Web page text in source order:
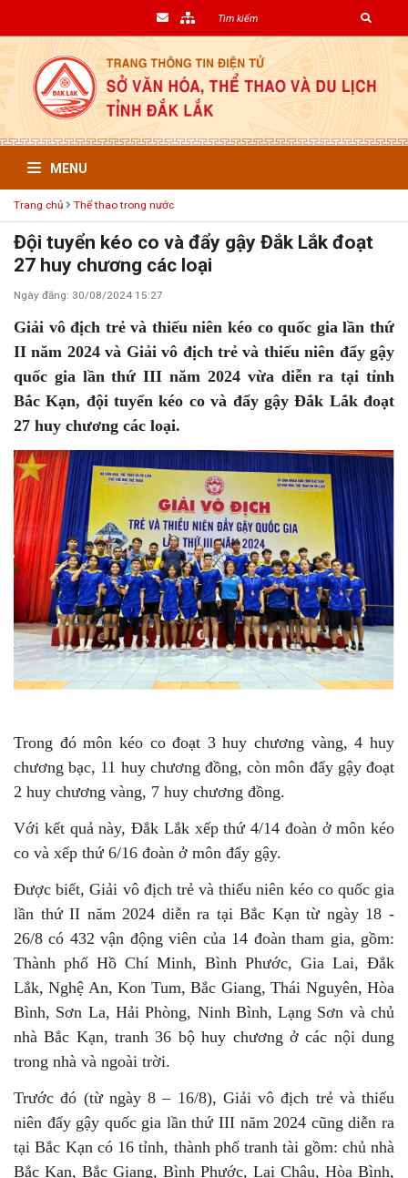
MENU
Trang chủ Thể thao trong nước
Đội tuyển kéo co và đẩy gậy Đắk Lắk đoạt
27 huy chương các loại
Ngày đăng: 30/08/2024 15:27
Giải vô địch trẻ và thiếu niên kéo co quốc gia lần thứ
II năm 2024 và Giải vô địch trẻ và thiếu niên đẩy gậy
quốc gia lần thứ III năm 2024 vừa diễn ra tại tỉnh
Bắc Kạn, đội tuyển kéo co và đẩy gậy Đắk Lắk đoạt
27 huy chương các loại.
Trong đó môn kéo co đoạt 3 huy chương vàng, 4 huy
chương bạc, 11 huy chương đồng, còn môn đẩy gậy đoạt
2 huy chương vàng, 7 huy chương đồng.
Với kết quả này, Đắk Lắk xếp thứ 4/14 đoàn ở môn kéo
co và xếp thứ 6/16 đoàn ở môn đẩy gậy.
Được biết, Giải vô địch trẻ và thiếu niên kéo co quốc gia
lần thứ II năm 2024 diễn ra tại Bắc Kạn từ ngày 18 -
26/8 có 432 vận động viên của 14 đoàn tham gia, gồm:
Thành phố Hồ Chí Minh, Bình Phước, Gia Lai, Đắk
Lắk, Nghệ An, Kon Tum, Bắc Giang, Thái Nguyên, Hòa
Bình, Sơn La, Hải Phòng, Ninh Bình, Lạng Sơn và chủ
nhà Bắc Kạn, tranh 36 bộ huy chương ở các nội dung
trong nhà và ngoài trời.
Trước đó (từ ngày 8 – 16/8), Giải vô địch trẻ và thiếu
niên đẩy gậy quốc gia lần thứ III năm 2024 cũng diễn ra
tại Bắc Kạn có 16 tỉnh, thành phố tranh tài gồm: chủ nhà
Bắc Kạn, Bắc Giang, Bình Phước, Lai Châu, Hòa Bình,